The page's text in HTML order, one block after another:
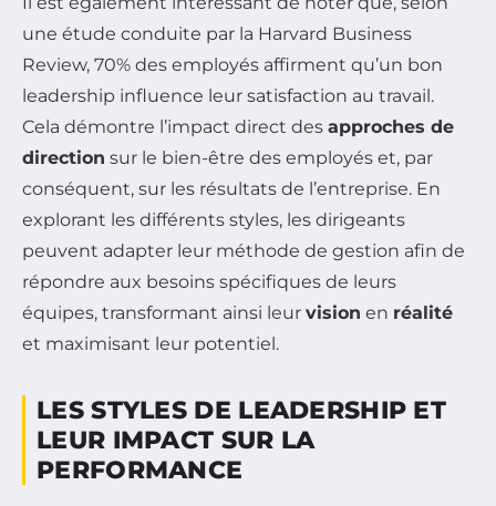
une étude conduite par la Harvard Business
Review, 70% des employés affirment qu’un bon
leadership influence leur satisfaction au travail.
Cela démontre l’impact direct des approches de
direction sur le bien-être des employés et, par
conséquent, sur les résultats de l’entreprise. En
explorant les différents styles, les dirigeants
peuvent adapter leur méthode de gestion afin de
répondre aux besoins spécifiques de leurs
équipes, transformant ainsi leur vision en réalité
et maximisant leur potentiel.
LES STYLES DE LEADERSHIP ET
LEUR IMPACT SUR LA
PERFORMANCE